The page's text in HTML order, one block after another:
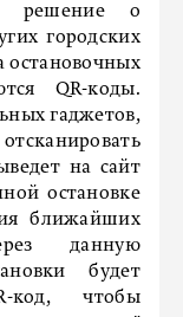
решение о
городских
остановочных
QR-коды.
гаджетов,
на сайт
остановке
ближайших
данную
будет
код, чтобы